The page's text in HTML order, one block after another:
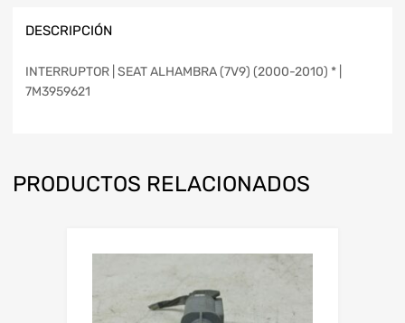
DESCRIPCIÓN
INTERRUPTOR | SEAT ALHAMBRA (7V9) (2000-2010) * |
7M3959621
PRODUCTOS RELACIONADOS